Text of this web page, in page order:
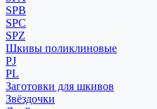
SPB
SPC
SPZ
Шкивы поликлиновые
PJ
PL
Заготовки для шкивов
Звёздочки